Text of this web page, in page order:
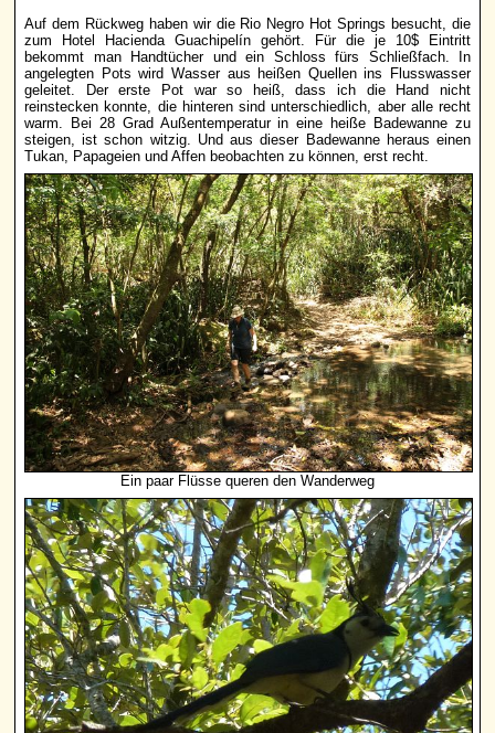
Auf dem Rückweg haben wir die Rio Negro Hot Springs besucht, die
zum Hotel Hacienda Guachipelín gehört. Für die je 10$ Eintritt
bekommt man Handtücher und ein Schloss fürs Schließfach. In
angelegten Pots wird Wasser aus heißen Quellen ins Flusswasser
geleitet. Der erste Pot war so heiß, dass ich die Hand nicht
reinstecken konnte, die hinteren sind unterschiedlich, aber alle recht
warm. Bei 28 Grad Außentemperatur in eine heiße Badewanne zu
steigen, ist schon witzig. Und aus dieser Badewanne heraus einen
Tukan, Papageien und Affen beobachten zu können, erst recht.
Ein paar Flüsse queren den Wanderweg